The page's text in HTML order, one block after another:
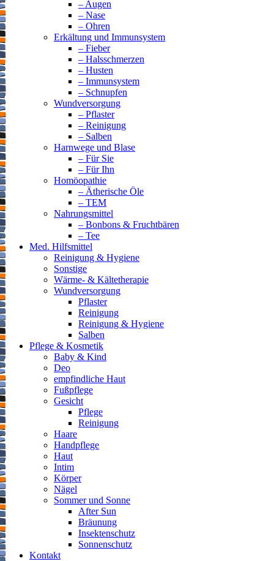
– Augen
– Nase
– Ohren
Erkältung und Immunsystem
– Fieber
– Halsschmerzen
– Husten
– Immunsystem
– Schnupfen
Wundversorgung
– Pflaster
– Reinigung
– Salben
Harnwege und Blase
– Für Sie
– Für Ihn
Homöopathie
– Ätherische Öle
– TEM
Nahrungsmittel
– Bonbons & Fruchtbären
– Tee
Med. Hilfsmittel
Reinigung & Hygiene
Sonstige
Wärme- & Kältetherapie
Wundversorgung
Pflaster
Reinigung
Reinigung & Hygiene
Salben
Pflege & Kosmetik
Baby & Kind
Deo
empfindliche Haut
Fußpflege
Gesicht
Pflege
Reinigung
Haare
Handpflege
Haut
Intim
Körper
Nägel
Sommer und Sonne
After Sun
Bräunung
Insektenschutz
Sonnenschutz
Kontakt